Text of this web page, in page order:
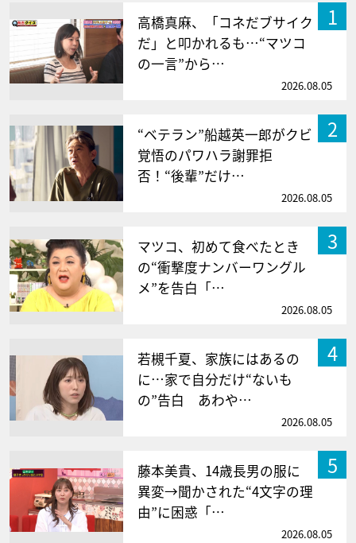
1
高橋真麻、「コネだブサイク
だ」と叩かれるも…“マツコ
の一言”から…
2026.08.05
2
“ベテラン”船越英一郎がクビ
覚悟のパワハラ謝罪拒
否！“後輩”だけ…
2026.08.05
3
マツコ、初めて食べたとき
の“衝撃度ナンバーワングル
メ”を告白「…
2026.08.05
4
若槻千夏、家族にはあるの
に…家で自分だけ“ないも
の”告白 あわや…
2026.08.05
5
藤本美貴、14歳長男の服に
異変→聞かされた“4文字の理
由”に困惑「…
2026.08.05